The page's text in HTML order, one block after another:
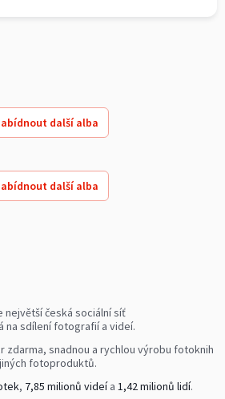
další alba
další alba
největší česká sociální síť
na sdílení fotografií a videí.
zdarma, snadnou a rychlou výrobu fotoknih
fotoproduktů.
, 7,85 milionů videía 1,42 milionů lidí.